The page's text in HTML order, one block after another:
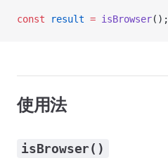
const result = isBrowser();
使用法
isBrowser()